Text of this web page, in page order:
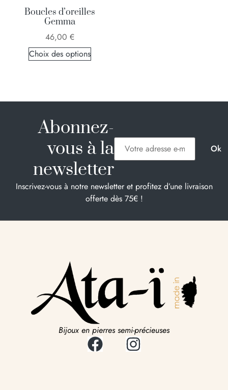
Boucles d’oreilles
Gemma
46,00 €
Choix des options
Abonnez-
vous à la
newsletter
Inscrivez-vous à notre newsletter et profitez d’une livraison
offerte dès 75€ !
Bijoux en pierres semi-précieuses